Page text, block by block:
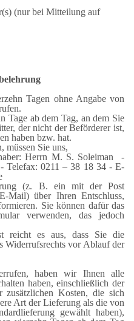
(nur bei Mitteilung auf
Tagen ohne Angabe von
Tage ab dem Tag, an dem Sie
der nicht der Beförderer ist,
haben bzw. hat.
müssen Sie uns,
Herrn M. S. Soleiman -
Telefax: 0211 – 38 18 34 - E-
(z. B. ein mit der Post
Mail) über Ihren Entschluss,
Sie können dafür das
verwenden, das jedoch
reicht es aus, dass Sie die
Widerrufsrechts vor Ablauf der
haben wir Ihnen alle
haben, einschließlich der
zusätzlichen Kosten, die sich
Art der Lieferung als die von
gewählt haben),